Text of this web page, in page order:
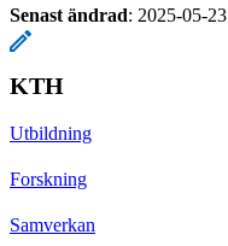
Senast ändrad: 2025-05-23
KTH
Utbildning
Forskning
Samverkan